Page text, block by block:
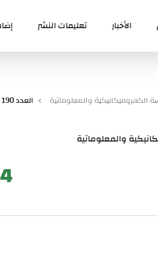
الأخبار تعليمات النشر
الكهروميكانيكية والمعلوماتية العدد 190
والمعلوماتية